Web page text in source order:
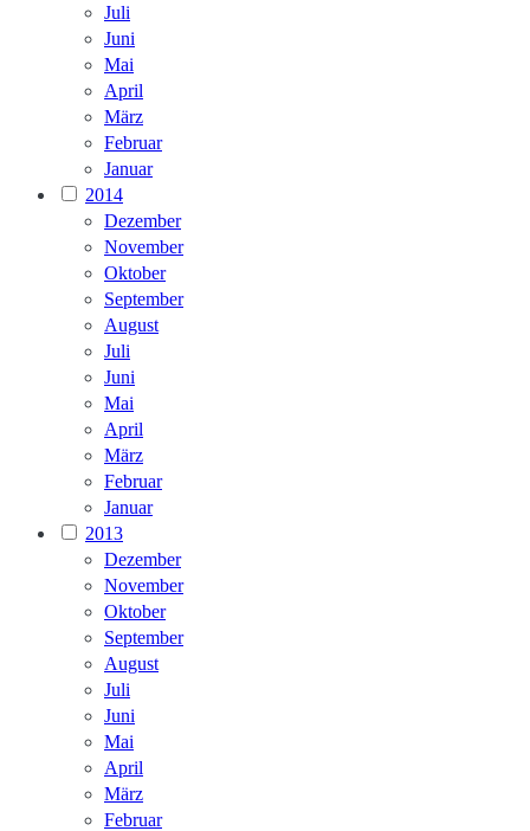
Juli
Juni
Mai
April
März
Februar
Januar
2014
Dezember
November
Oktober
September
August
Juli
Juni
Mai
April
März
Februar
Januar
2013
Dezember
November
Oktober
September
August
Juli
Juni
Mai
April
März
Februar